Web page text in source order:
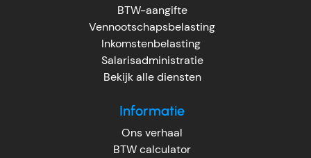
BTW-aangifte
Vennootschapsbelasting
Inkomstenbelasting
Salarisadministratie
Bekijk alle diensten
Informatie
Ons verhaal
BTW calculator